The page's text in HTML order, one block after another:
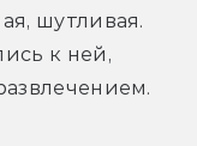
шутливая.
к ней,